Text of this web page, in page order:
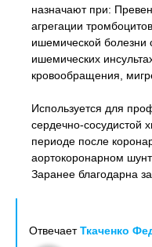
назначают при:
агрегации
ишемической болезни
ишемических
кровообращения,
Используется для
сердечно-сосудистой
периоде после
аортокоронарном
Заранее благодарна
ОтвечаетТкаченко